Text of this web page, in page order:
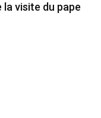
visite du pape